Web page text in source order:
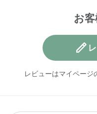
【テーブル&キッチンクロ
・キッチンの生活感をさ
・洗い物の水切り
・ランチョンマットや壁
・ディッシュウォッシュ
お
レビューはマイペー